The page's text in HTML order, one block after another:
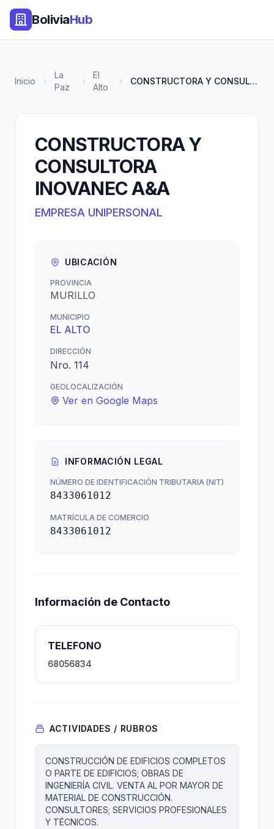
BoliviaHub
Inicio
La
Paz
El
Alto
CONSTRUCTORA Y CONSULTORA INOV...
CONSTRUCTORA Y
CONSULTORA
INOVANEC A&A
EMPRESA UNIPERSONAL
UBICACIÓN
PROVINCIA
MURILLO
MUNICIPIO
EL ALTO
DIRECCIÓN
Nro. 114
GEOLOCALIZACIÓN
Ver en Google Maps
INFORMACIÓN LEGAL
NÚMERO DE IDENTIFICACIÓN TRIBUTARIA (NIT)
8433061012
MATRÍCULA DE COMERCIO
8433061012
Información de Contacto
TELEFONO
68056834
ACTIVIDADES / RUBROS
CONSTRUCCIÓN DE EDIFICIOS COMPLETOS
O PARTE DE EDIFICIOS; OBRAS DE
INGENIERÍA CIVIL. VENTA AL POR MAYOR DE
MATERIAL DE CONSTRUCCIÓN.
CONSULTORES; SERVICIOS PROFESIONALES
Y TÉCNICOS.